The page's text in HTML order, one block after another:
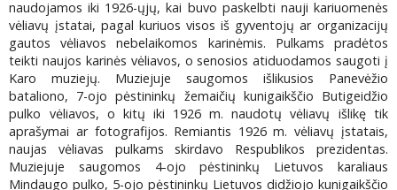
naudojamos iki 1926-ųjų, kai buvo paskelbti nauji kariuomenės
vėliavų įstatai, pagal kuriuos visos iš gyventojų ar organizacijų
gautos vėliavos nebelaikomos karinėmis. Pulkams pradėtos
teikti naujos karinės vėliavos, o senosios atiduodamos saugoti į
Karo muziejų. Muziejuje saugomos išlikusios Panevėžio
bataliono, 7-ojo pėstininkų žemaičių kunigaikščio Butigeidžio
pulko vėliavos, o kitų iki 1926 m. naudotų vėliavų išlikę tik
aprašymai ar fotografijos. Remiantis 1926 m. vėliavų įstatais,
naujas vėliavas pulkams skirdavo Respublikos prezidentas.
Muziejuje saugomos 4-ojo pėstininkų Lietuvos karaliaus
Mindaugo pulko, 5-ojo pėstininkų Lietuvos didžiojo kunigaikščio